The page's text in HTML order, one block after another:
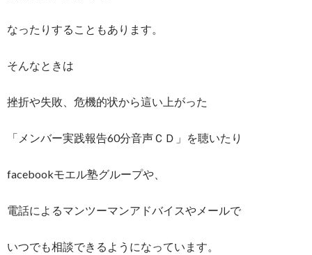
なったりすることもあります。
そんなときは
挫折や失敗、危機的状から這い上がった
「メンバー実践報告60分音声ＣＤ」を聴いたり
facebookモエル塾グループや、
電話によるマンツーマンアドバイスやメールで
いつでも相談できるようになっています。